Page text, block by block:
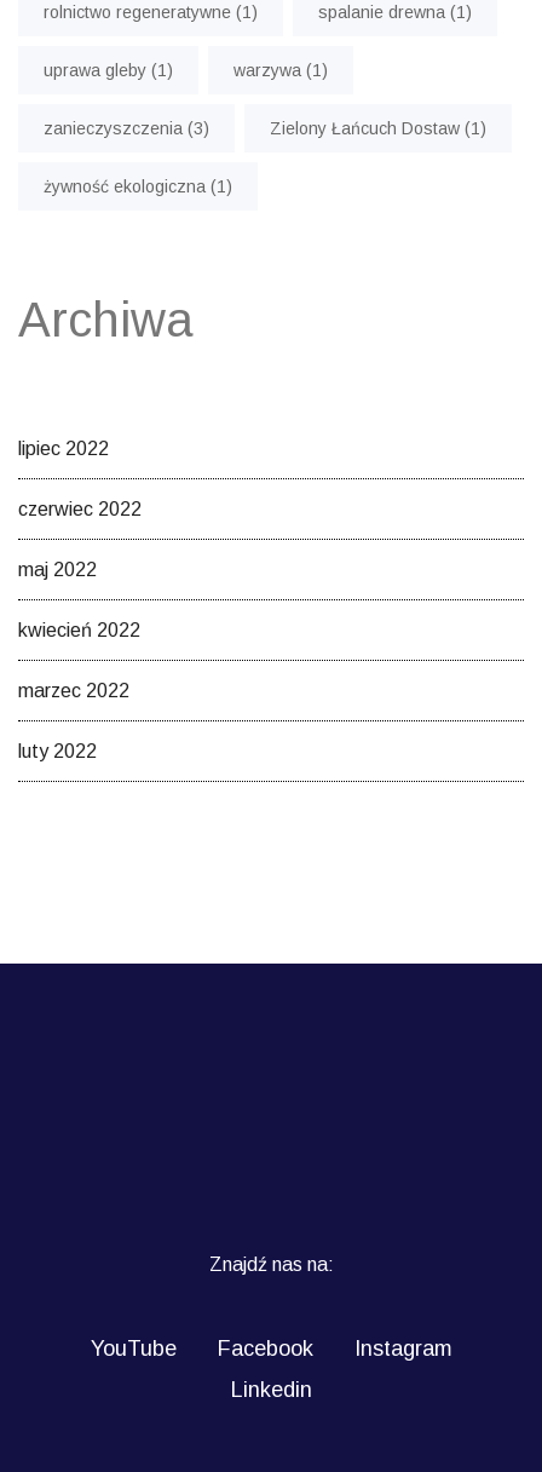
rolnictwo regeneratywne (1) spalanie drewna (1)
uprawa gleby (1) warzywa (1)
zanieczyszczenia (3) Zielony Łańcuch Dostaw (1)
żywność ekologiczna (1)
Archiwa
lipiec 2022
czerwiec 2022
maj 2022
kwiecień 2022
marzec 2022
luty 2022
Znajdź nas na:
YouTube Facebook
Instagram
Linkedin